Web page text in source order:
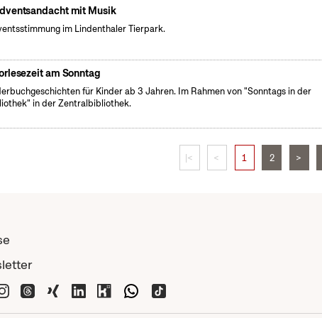
mit Musik
im Lindenthaler Tierpark.
am Sonntag
für Kinder ab 3 Jahren. Im Rahmen von "Sonntags in der
in der Zentralbibliothek.
|< < 1 2 >